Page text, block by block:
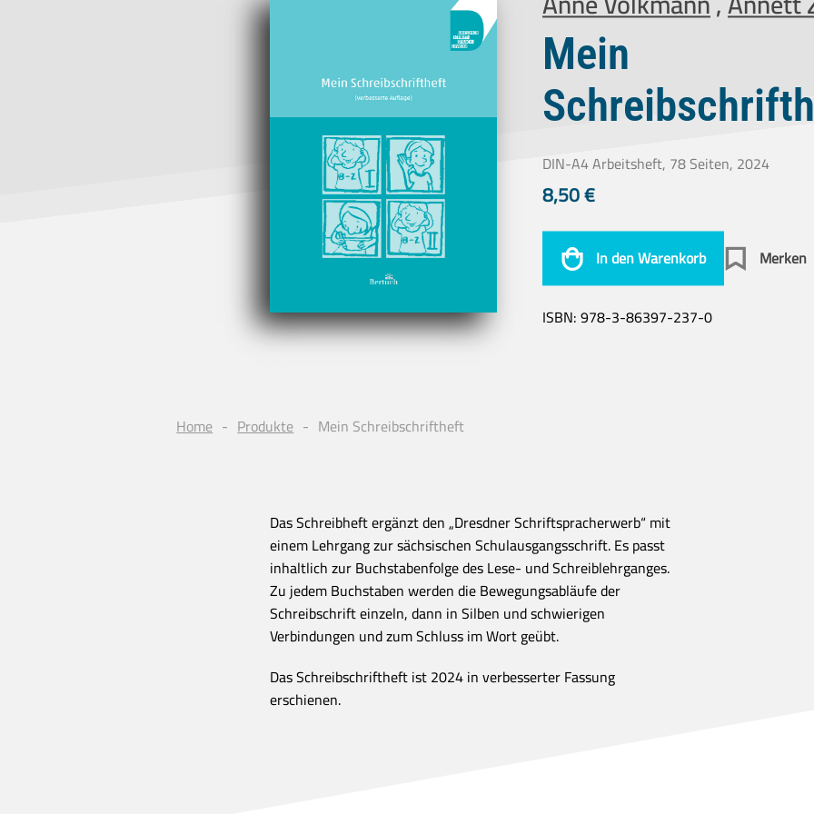
Mein
DIN-A4 Arbeitsheft, 78 Seiten, 2024
8,50€
In den Warenkorb Merken
ISBN:978-3-86397-237-0
Home Produkte Mein Schreibschriftheft
Das Schreibheft ergänzt den „Dresdner Schriftspracherwerb“ mit
einem Lehrgang zur sächsischen Schulausgangsschrift. Es passt
inhaltlich zur Buchstabenfolge des Lese- und Schreiblehrganges.
Zu jedem Buchstaben werden die Bewegungsabläufe der
Schreibschrift einzeln, dann in Silben und schwierigen
Verbindungen und zum Schluss im Wort geübt.
Das Schreibschriftheft ist 2024 in verbesserter Fassung
erschienen.